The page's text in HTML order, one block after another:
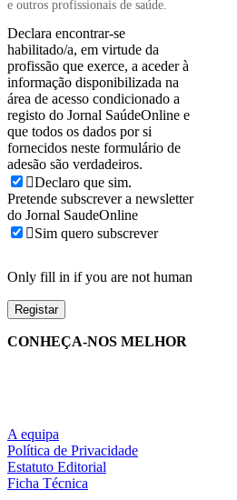
e outros profissionais de saúde.
Declara encontrar-se
habilitado/a, em virtude da
profissão que exerce, a aceder à
informação disponibilizada na
área de acesso condicionado a
registo do Jornal SaúdeOnline e
que todos os dados por si
fornecidos neste formulário de
adesão são verdadeiros.
Declaro que sim.
Pretende subscrever a newsletter
do Jornal SaudeOnline
Sim quero subscrever
Only fill in if you are not human
CONHEÇA-NOS MELHOR
A equipa
Política de Privacidade
Estatuto Editorial
Ficha Técnica